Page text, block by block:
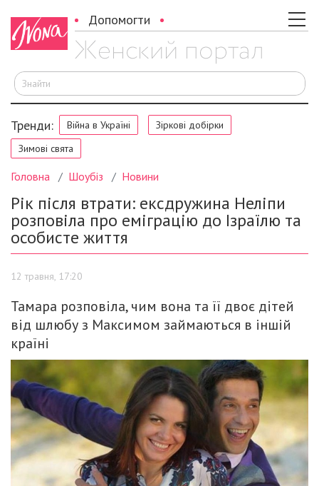
Допомогти
Тренди: Війна в Україні
Зіркові добірки
Зимові свята
Головна Шоубіз Новини
Рік після втрати: ексдружина Неліпи
розповіла про еміграцію до Ізраїлю та
особисте життя
12 травня, 17:20
Тамара розповіла, чим вона та її двоє дітей
від шлюбу з Максимом займаються в іншій
країні